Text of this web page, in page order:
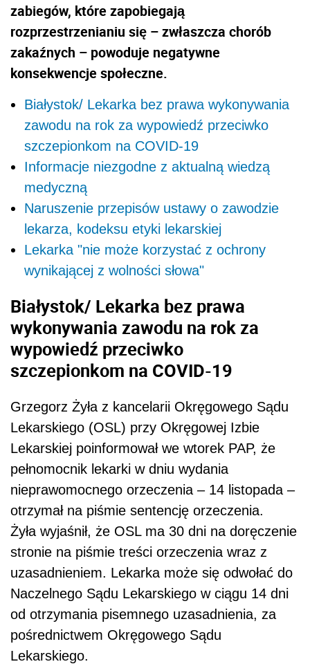
zabiegów, które zapobiegają
rozprzestrzenianiu się – zwłaszcza chorób
zakaźnych – powoduje negatywne
konsekwencje społeczne.
Białystok/ Lekarka bez prawa wykonywania
zawodu na rok za wypowiedź przeciwko
szczepionkom na COVID-19
Informacje niezgodne z aktualną wiedzą
medyczną
Naruszenie przepisów ustawy o zawodzie
lekarza, kodeksu etyki lekarskiej
Lekarka "nie może korzystać z ochrony
wynikającej z wolności słowa"
Białystok/ Lekarka bez prawa
wykonywania zawodu na rok za
wypowiedź przeciwko
szczepionkom na COVID-19
Grzegorz Żyła z kancelarii Okręgowego Sądu
Lekarskiego (OSL) przy Okręgowej Izbie
Lekarskiej poinformował we wtorek PAP, że
pełnomocnik lekarki w dniu wydania
nieprawomocnego orzeczenia – 14 listopada –
otrzymał na piśmie sentencję orzeczenia.
Żyła wyjaśnił, że OSL ma 30 dni na doręczenie
stronie na piśmie treści orzeczenia wraz z
uzasadnieniem. Lekarka może się odwołać do
Naczelnego Sądu Lekarskiego w ciągu 14 dni
od otrzymania pisemnego uzasadnienia, za
pośrednictwem Okręgowego Sądu
Lekarskiego.